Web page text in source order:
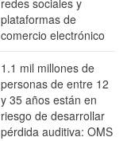
redes sociales y
plataformas de
comercio electrónico
1.1 mil millones de
personas de entre 12
y 35 años están en
riesgo de desarrollar
pérdida auditiva: OMS